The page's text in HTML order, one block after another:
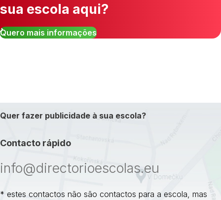
sua escola aqui?
Quero mais informações
Quer fazer publicidade à sua escola?
Contacto rápido
info@directorioescolas.eu
* estes contactos não são contactos para a escola, mas